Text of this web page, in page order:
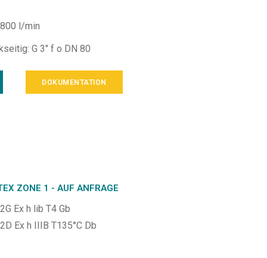
l/min
G 3″ f o DN 80
DOKUMENTATION
ZONE 1 - AUF ANFRAGE
Ex h lib T4 Gb
Ex h IIIB T135°C Db